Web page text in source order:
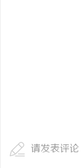
请发表评论